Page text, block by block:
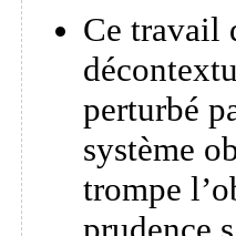
Ce travail
perturbé
système
trompe